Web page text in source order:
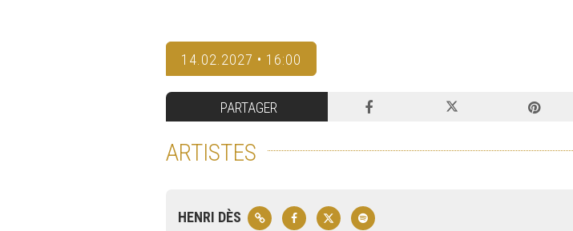
14.02.2027 • 16:00
PARTAGER
ARTISTES
HENRI DÈS